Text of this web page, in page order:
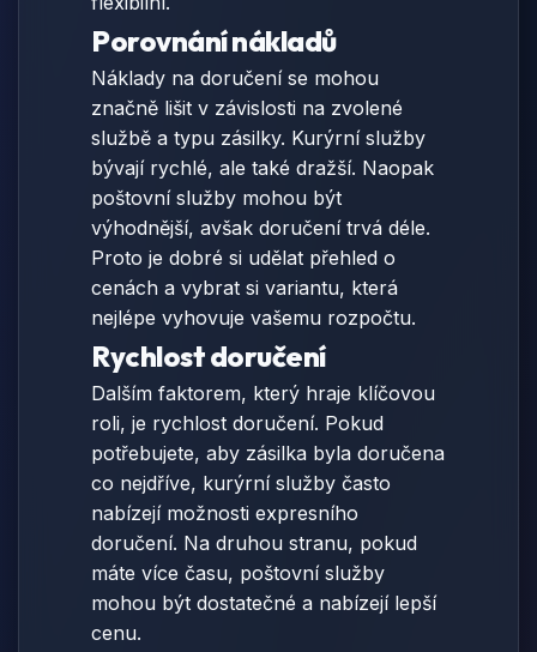
Porovnání nákladů
Náklady na doručení se mohou
značně lišit v závislosti na zvolené
službě a typu zásilky. Kurýrní služby
bývají rychlé, ale také dražší. Naopak
poštovní služby mohou být
výhodnější, avšak doručení trvá déle.
Proto je dobré si udělat přehled o
cenách a vybrat si variantu, která
nejlépe vyhovuje vašemu rozpočtu.
Rychlost doručení
Dalším faktorem, který hraje klíčovou
roli, je rychlost doručení. Pokud
potřebujete, aby zásilka byla doručena
co nejdříve, kurýrní služby často
nabízejí možnosti expresního
doručení. Na druhou stranu, pokud
máte více času, poštovní služby
mohou být dostatečné a nabízejí lepší
cenu.